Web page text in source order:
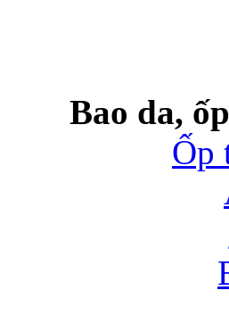
Bao da,
Ốp